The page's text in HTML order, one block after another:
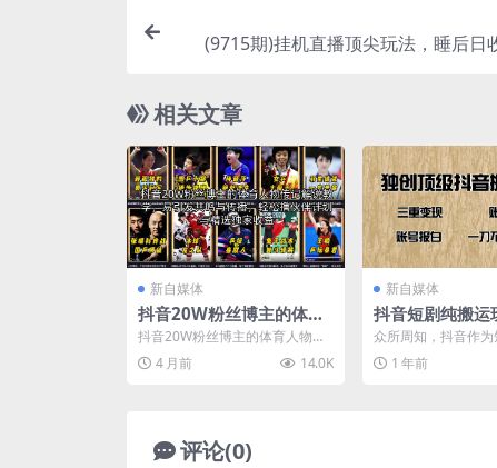
(9715期)挂机直播顶尖玩法，睡后日
相关文章
新自媒体
抖音20W粉丝博主的体育
人物传记解说教学，易引
发共鸣与传播，轻松撸伙
伴计划与精选独家收益
抖音20W粉丝博主的体育人物传
记解说教学，易引发共鸣与传
播，轻松撸伙伴计划与精选...
4 月前 14.0K
新自媒体
抖音短剧纯搬运
重变现，账号包
号报白一刀不剪
众所周知，抖音作为
的佼佼者，拥有庞大
和日活跃用户量。
1 年前
评论(0)